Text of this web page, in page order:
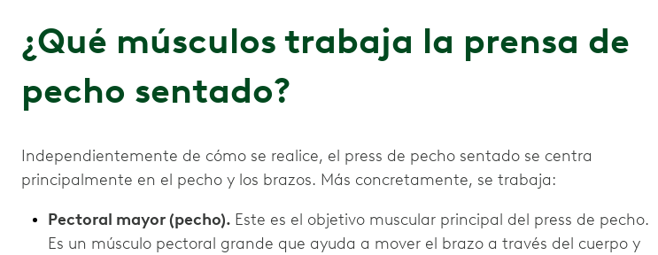
¿Qué músculos trabaja la prensa de
pecho sentado?
Independientemente de cómo se realice, el press de pecho sentado se centra
principalmente en el pecho y los brazos. Más concretamente, se trabaja:
Pectoral mayor (pecho). Este es el objetivo muscular principal del press de pecho.
Es un músculo pectoral grande que ayuda a mover el brazo a través del cuerpo y